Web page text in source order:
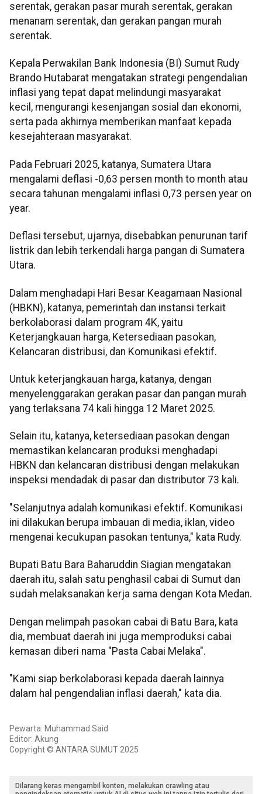
serentak, gerakan pasar murah serentak, gerakan
menanam serentak, dan gerakan pangan murah
serentak.
Kepala Perwakilan Bank Indonesia (BI) Sumut Rudy
Brando Hutabarat mengatakan strategi pengendalian
inflasi yang tepat dapat melindungi masyarakat
kecil, mengurangi kesenjangan sosial dan ekonomi,
serta pada akhirnya memberikan manfaat kepada
kesejahteraan masyarakat.
Pada Februari 2025, katanya, Sumatera Utara
mengalami deflasi -0,63 persen month to month atau
secara tahunan mengalami inflasi 0,73 persen year on
year.
Deflasi tersebut, ujarnya, disebabkan penurunan tarif
listrik dan lebih terkendali harga pangan di Sumatera
Utara.
Dalam menghadapi Hari Besar Keagamaan Nasional
(HBKN), katanya, pemerintah dan instansi terkait
berkolaborasi dalam program 4K, yaitu
Keterjangkauan harga, Ketersediaan pasokan,
Kelancaran distribusi, dan Komunikasi efektif.
Untuk keterjangkauan harga, katanya, dengan
menyelenggarakan gerakan pasar dan pangan murah
yang terlaksana 74 kali hingga 12 Maret 2025.
Selain itu, katanya, ketersediaan pasokan dengan
memastikan kelancaran produksi menghadapi
HBKN dan kelancaran distribusi dengan melakukan
inspeksi mendadak di pasar dan distributor 73 kali.
"Selanjutnya adalah komunikasi efektif. Komunikasi
ini dilakukan berupa imbauan di media, iklan, video
mengenai kecukupan pasokan tentunya," kata Rudy.
Bupati Batu Bara Baharuddin Siagian mengatakan
daerah itu, salah satu penghasil cabai di Sumut dan
sudah melaksanakan kerja sama dengan Kota Medan.
Dengan melimpah pasokan cabai di Batu Bara, kata
dia, membuat daerah ini juga memproduksi cabai
kemasan diberi nama "Pasta Cabai Melaka".
"Kami siap berkolaborasi kepada daerah lainnya
dalam hal pengendalian inflasi daerah," kata dia.
Pewarta: Muhammad Said
Editor: Akung
Copyright © ANTARA SUMUT 2025
Dilarang keras mengambil konten, melakukan crawling atau